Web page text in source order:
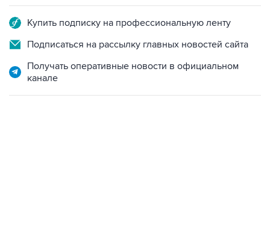
Подписаться на рассылку главных новостей сайта
Получать оперативные новости в официальном